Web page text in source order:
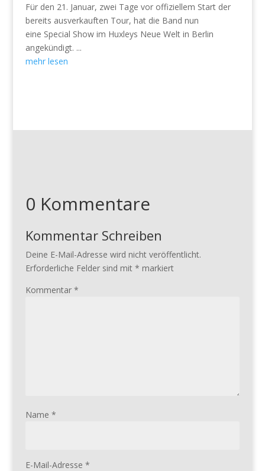
Für den 21. Januar, zwei Tage vor offiziellem Start der
bereits ausverkauften Tour, hat die Band nun
eine Special Show im Huxleys Neue Welt in Berlin
angekündigt. ...
mehr lesen
0 Kommentare
Kommentar Schreiben
Deine E-Mail-Adresse wird nicht veröffentlicht.
Erforderliche Felder sind mit * markiert
Kommentar *
Name *
E-Mail-Adresse *